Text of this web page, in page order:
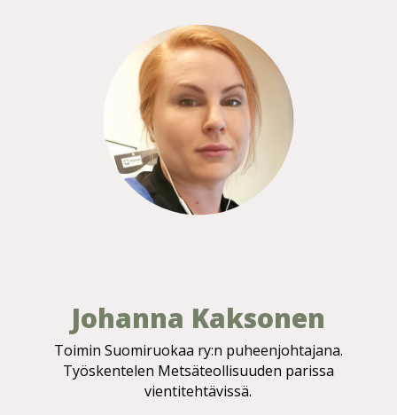
Johanna Kaksonen
Toimin Suomiruokaa ry:n puheenjohtajana.
Työskentelen Metsäteollisuuden parissa
vientitehtävissä.